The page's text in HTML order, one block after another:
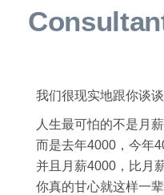
我们很现实地跟你谈谈
人生最可怕的不是月薪
而是去年4000，今年
并且月薪4000，比月
你真的甘心就这样一